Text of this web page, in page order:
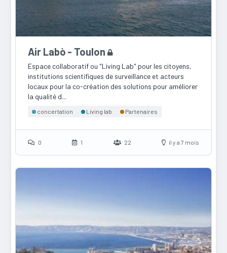
Air Labò - Toulon
Espace collaboratif ou "Living Lab" pour les citoyens,
institutions scientifiques de surveillance et acteurs
locaux pour la co-création des solutions pour améliorer
la qualité d...
concertation Living lab Partenaires
0 1 22 il y a 7 mois